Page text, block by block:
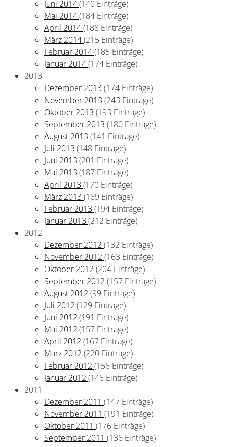
Juni 2014(140 Einträge)
Mai 2014(184 Einträge)
April 2014(188 Einträge)
März 2014(215 Einträge)
Februar 2014(185 Einträge)
Januar 2014(174 Einträge)
2013
Dezember 2013 (174 Einträge)
November 2013 (243 Einträge)
Oktober 2013 (193 Einträge)
September 2013 (180 Einträge)
August 2013 (141 Einträge)
Juli 2013 (148 Einträge)
Juni 2013 (201 Einträge)
Mai 2013 (187 Einträge)
April 2013 (170 Einträge)
März 2013 (169 Einträge)
Februar 2013 (194 Einträge)
Januar 2013 (212 Einträge)
2012
Dezember 2012 (132 Einträge)
November 2012 (163 Einträge)
Oktober 2012 (204 Einträge)
September 2012 (157 Einträge)
August 2012 (99 Einträge)
Juli 2012 (129 Einträge)
Juni 2012 (191 Einträge)
Mai 2012 (157 Einträge)
April 2012 (167 Einträge)
März 2012 (220 Einträge)
Februar 2012 (156 Einträge)
Januar 2012 (146 Einträge)
2011
Dezember 2011 (147 Einträge)
November 2011 (191 Einträge)
Oktober 2011 (176 Einträge)
September 2011 (136 Einträge)